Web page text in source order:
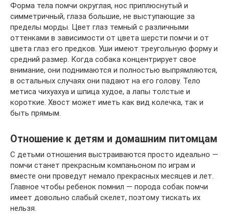
Форма тела помчи округлая, нос приплюснутый и
симметричный, глаза большие, не выступающие за
пределы морды. Цвет глаз темный с различными
оттенками в зависимости от цвета шерсти помчи и от
цвета глаз его предков. Уши имеют треугольную форму и
средний размер. Когда собака концентрирует свое
внимание, они поднимаются и полностью выпрямляются,
в остальных случаях они падают на его голову. Тело
метиса чихуахуа и шпица худое, а лапы толстые и
короткие. Хвост может иметь как вид колечка, так и
быть прямым.
Отношение к детям и домашним питомцам
С детьми отношения выстраиваются просто идеально —
помчи станет прекрасным компаньоном по играм и
вместе они проведут немало прекрасных месяцев и лет.
Главное чтобы ребенок помнил — порода собак помчи
имеет довольно слабый скелет, поэтому тискать их
нельзя.